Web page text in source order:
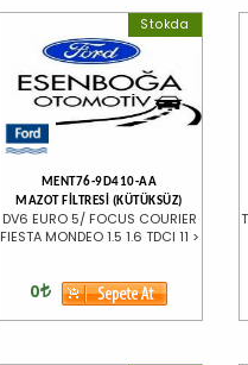
Stokda
MENT76-9D410-AA
MAZOT FİLTRESİ (KÜTÜKSÜZ)
DV6 EURO 5/ FOCUS COURIER
FIESTA MONDEO 1.5 1.6 TDCI 11 >
0